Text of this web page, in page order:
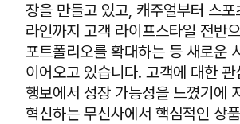
장을 만들고 있고, 캐주얼부터 스
라인까지 고객 라이프스타일 전반
포트폴리오를 확대하는 등 새로운
이어오고 있습니다. 고객에 대한 관
행보에서 성장 가능성을 느꼈기에
혁신하는 무신사에서 핵심적인 상